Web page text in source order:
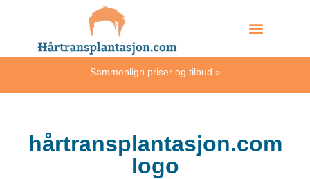
Sammenlign priser og tilbud »
hårtransplantasjon.com
logo